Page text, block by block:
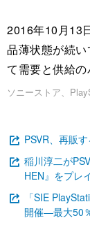
2016年10月13
品薄状態が続
て需要と供給の
ソニーストア、
PSVR、再販
稲川淳二が
HEN』をプレ
「SIE
開催―最大50